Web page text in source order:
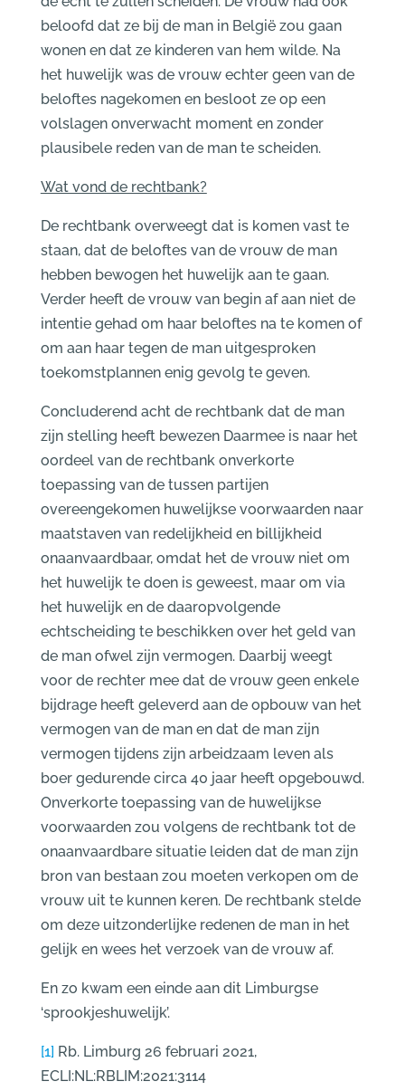
beloofd dat ze bij de man in België zou gaan
wonen en dat ze kinderen van hem wilde. Na
het huwelijk was de vrouw echter geen van de
beloftes nagekomen en besloot ze op een
volslagen onverwacht moment en zonder
plausibele reden van de man te scheiden.
Wat vond de rechtbank?
De rechtbank overweegt dat is komen vast te
staan, dat de beloftes van de vrouw de man
hebben bewogen het huwelijk aan te gaan.
Verder heeft de vrouw van begin af aan niet de
intentie gehad om haar beloftes na te komen of
om aan haar tegen de man uitgesproken
toekomstplannen enig gevolg te geven.
Concluderend acht de rechtbank dat de man
zijn stelling heeft bewezen Daarmee is naar het
oordeel van de rechtbank onverkorte
toepassing van de tussen partijen
overeengekomen huwelijkse voorwaarden naar
maatstaven van redelijkheid en billijkheid
onaanvaardbaar, omdat het de vrouw niet om
het huwelijk te doen is geweest, maar om via
het huwelijk en de daaropvolgende
echtscheiding te beschikken over het geld van
de man ofwel zijn vermogen. Daarbij weegt
voor de rechter mee dat de vrouw geen enkele
bijdrage heeft geleverd aan de opbouw van het
vermogen van de man en dat de man zijn
vermogen tijdens zijn arbeidzaam leven als
boer gedurende circa 40 jaar heeft opgebouwd.
Onverkorte toepassing van de huwelijkse
voorwaarden zou volgens de rechtbank tot de
onaanvaardbare situatie leiden dat de man zijn
bron van bestaan zou moeten verkopen om de
vrouw uit te kunnen keren. De rechtbank stelde
om deze uitzonderlijke redenen de man in het
gelijk en wees het verzoek van de vrouw af.
En zo kwam een einde aan dit Limburgse
‘sprookjeshuwelijk’.
[1] Rb. Limburg 26 februari 2021,
ECLI:NL:RBLIM:2021:3114